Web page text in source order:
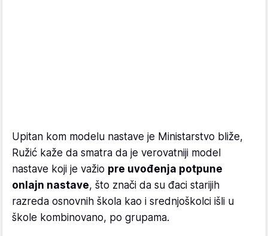
Upitan kom modelu nastave je Ministarstvo bliže,
Ružić kaže da smatra da je verovatniji model
nastave koji je važio pre uvođenja potpune
onlajn nastave, što znači da su đaci starijih
razreda osnovnih škola kao i srednjoškolci išli u
škole kombinovano, po grupama.